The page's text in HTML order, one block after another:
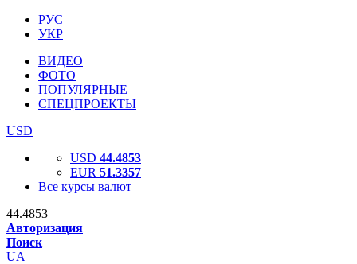
РУС
УКР
ВИДЕО
ФОТО
ПОПУЛЯРНЫЕ
СПЕЦПРОЕКТЫ
USD
USD 44.4853
EUR 51.3357
Все курсы валют
44.4853
Авторизация
Поиск
UA